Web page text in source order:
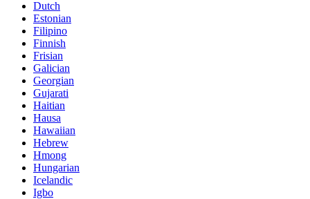
Dutch
Estonian
Filipino
Finnish
Frisian
Galician
Georgian
Gujarati
Haitian
Hausa
Hawaiian
Hebrew
Hmong
Hungarian
Icelandic
Igbo